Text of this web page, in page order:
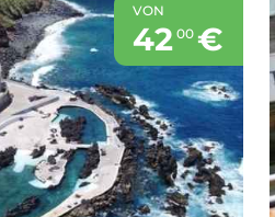
VON
42 00 €